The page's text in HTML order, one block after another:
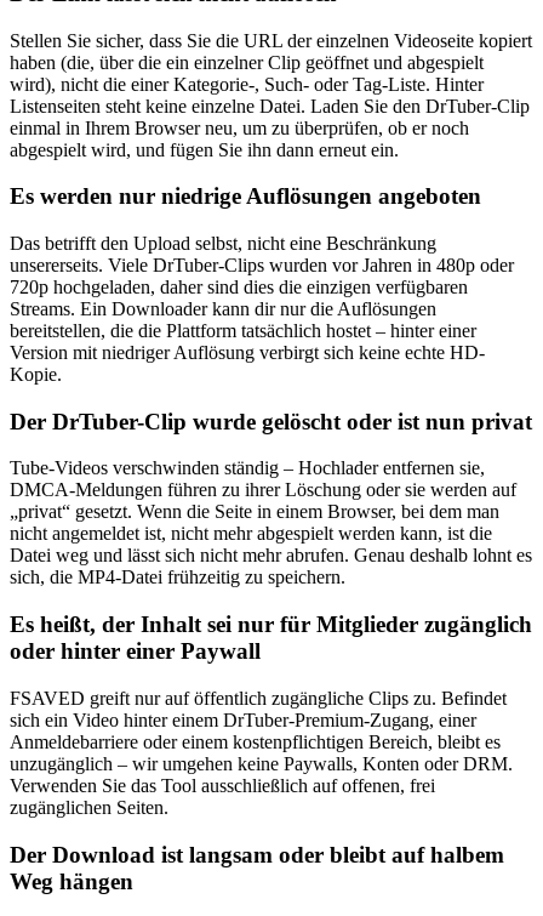
Stellen Sie sicher, dass Sie die URL der einzelnen Videoseite kopiert
haben (die, über die ein einzelner Clip geöffnet und abgespielt
wird), nicht die einer Kategorie-, Such- oder Tag-Liste. Hinter
Listenseiten steht keine einzelne Datei. Laden Sie den DrTuber-Clip
einmal in Ihrem Browser neu, um zu überprüfen, ob er noch
abgespielt wird, und fügen Sie ihn dann erneut ein.
Es werden nur niedrige Auflösungen angeboten
Das betrifft den Upload selbst, nicht eine Beschränkung
unsererseits. Viele DrTuber-Clips wurden vor Jahren in 480p oder
720p hochgeladen, daher sind dies die einzigen verfügbaren
Streams. Ein Downloader kann dir nur die Auflösungen
bereitstellen, die die Plattform tatsächlich hostet – hinter einer
Version mit niedriger Auflösung verbirgt sich keine echte HD-
Kopie.
Der DrTuber-Clip wurde gelöscht oder ist nun privat
Tube-Videos verschwinden ständig – Hochlader entfernen sie,
DMCA-Meldungen führen zu ihrer Löschung oder sie werden auf
„privat“ gesetzt. Wenn die Seite in einem Browser, bei dem man
nicht angemeldet ist, nicht mehr abgespielt werden kann, ist die
Datei weg und lässt sich nicht mehr abrufen. Genau deshalb lohnt es
sich, die MP4-Datei frühzeitig zu speichern.
Es heißt, der Inhalt sei nur für Mitglieder zugänglich
oder hinter einer Paywall
FSAVED greift nur auf öffentlich zugängliche Clips zu. Befindet
sich ein Video hinter einem DrTuber-Premium-Zugang, einer
Anmeldebarriere oder einem kostenpflichtigen Bereich, bleibt es
unzugänglich – wir umgehen keine Paywalls, Konten oder DRM.
Verwenden Sie das Tool ausschließlich auf offenen, frei
zugänglichen Seiten.
Der Download ist langsam oder bleibt auf halbem
Weg hängen